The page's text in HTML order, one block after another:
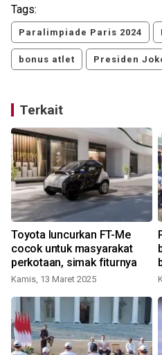
Tags:
Paralimpiade Paris 2024
bonus atlet Presiden
Terkait
Toyota luncurkan FT-Me
cocok untuk masyarakat
perkotaan, simak fiturnya
Kamis, 13 Maret 2025